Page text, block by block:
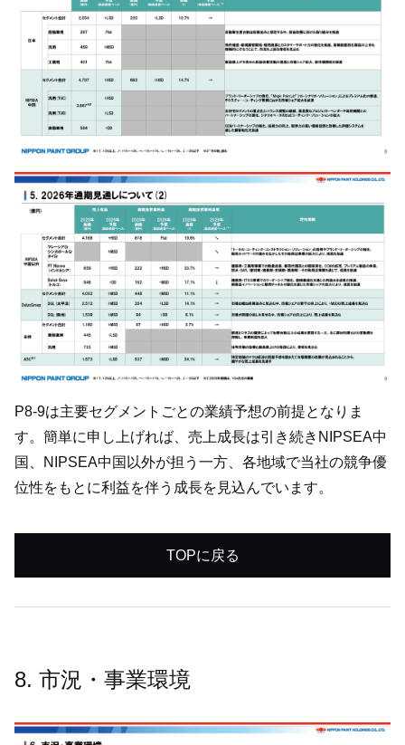
P8-9は主要セグメントごとの業績予想の前提となりま
す。簡単に申し上げれば、売上成長は引き続きNIPSEA中
国、NIPSEA中国以外が担う一方、各地域で当社の競争優
位性をもとに利益を伴う成長を見込んでいます。
TOPに戻る
8. 市況・事業環境